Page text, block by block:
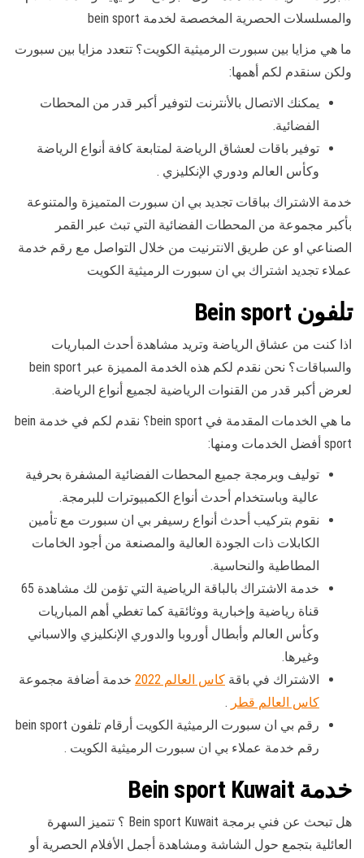
والمسلسلات الحصرية المخصصة لخدمة bein sport
ما هي مزايا بين سبورت الرميثية الكويت؟ تتعدد مزايا بين سبورت
ولكن سنقدم لكم أهمها:
يمكنك الاتصال بالأنترنت لتوفير أكبر قدر من المحطات
الفضائية.
توفير باقات لعشاق الرياضة لمتابعة كافة أنواع الرياضة
وكأس العالم ودوري الإنكليزي .
خدمة الاشتراك بباقات تجديد بي ان سبورت المتميزة والمتنوعة
بأكبر مجموعة من المحطات الفضائية التي تبث عبر القمر
الصناعي او عن طريق الانترنيت من خلال التواصل مع رقم خدمة
عملاء تجديد اشتراك بي ان سبورت الرميثية الكويت
تلفون Bein sport
اذا كنت من عشاق الرياضة وتريد مشاهدة أحدث المباريات
والسباقات؟ نحن نقدم لكم هذه الخدمة المميزة عبر bein sport
لعرض أكبر قدر من القنوات الرياضية لجميع أنواع الرياضة.
ما هي الخدمات المقدمة في bein sport؟ نقدم لكم في خدمة bein
sport أفضل الخدمات ومنها:
توليف وبرمجة جميع المحطات الفضائية المشفرة بحرفية
عالية وباستخدام أحدث أنواع الكمبيوترات للبرمجة.
نقوم بتركيب أحدث أنواع رسيفر بي ان سبورت مع تأمين
الكابلات ذات الجودة العالية والمصنعة من أجود الخامات
المطاطية والنحاسية.
خدمة الاشتراك بالباقة الرياضية التي تؤمن لك مشاهدة 65
قناة رياضية وإخبارية ووثائقية كما تغطي أهم المباريات
وكأس العالم وأبطال أوروبا والدوري الإنكليزي والاسباني
وغيرها.
الاشتراك في باقة كاس العالم 2022
خدمة أضافة مجموعة
كاس العالم قطر .
رقم بي ان سبورت الرميثية الكويت أرقام تلفون bein sport
رقم خدمة عملاء بي ان سبورت الرميثية الكويت .
خدمة Bein sport Kuwait
هل تبحث عن فني برمجة Bein sport Kuwait ؟ تتميز السهرة
العائلية بتجمع حول الشاشة ومشاهدة أجمل الأفلام الحصرية أو